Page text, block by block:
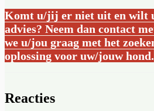
Komt u/jij er niet uit en wilt
advies? Neem dan contact
we u/jou graag met het
oplossing voor uw/jouw hond.
Reacties